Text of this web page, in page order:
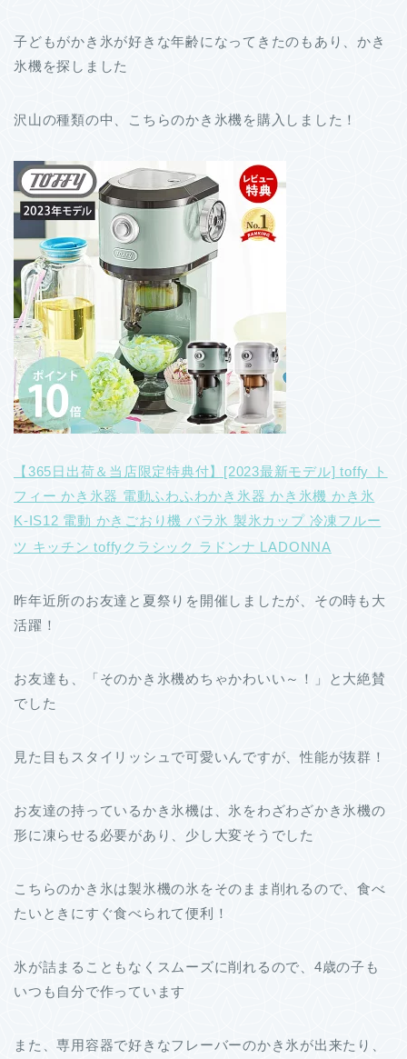
子どもがかき氷が好きな年齢になってきたのもあり、かき
氷機を探しました
沢山の種類の中、こちらのかき氷機を購入しました！
【365日出荷＆当店限定特典付】[2023最新モデル] toffy ト
フィー かき氷器 電動ふわふわかき氷器 かき氷機 かき氷
K-IS12 電動 かきごおり機 バラ氷 製氷カップ 冷凍フルー
ツ キッチン toffyクラシック ラドンナ LADONNA
昨年近所のお友達と夏祭りを開催しましたが、その時も大
活躍！
お友達も、「そのかき氷機めちゃかわいい～！」と大絶賛
でした
見た目もスタイリッシュで可愛いんですが、性能が抜群！
お友達の持っているかき氷機は、氷をわざわざかき氷機の
形に凍らせる必要があり、少し大変そうでした
こちらのかき氷は製氷機の氷をそのまま削れるので、食べ
たいときにすぐ食べられて便利！
氷が詰まることもなくスムーズに削れるので、4歳の子も
いつも自分で作っています
また、専用容器で好きなフレーバーのかき氷が出来たり、